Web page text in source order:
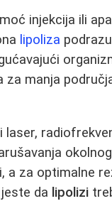
injekcija ili
lipoliza
manja
laser,
za optimalne
da lipolizi